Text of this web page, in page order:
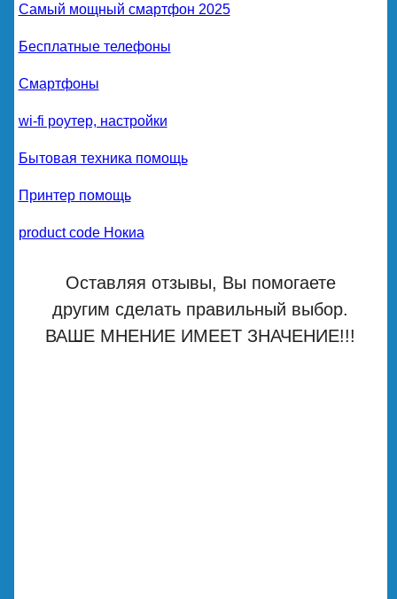
Самый мощный смартфон 2025
Бесплатные телефоны
Смартфоны
wi-fi роутер, настройки
Бытовая техника помощь
Принтер помощь
product code Нокиа
Оставляя отзывы, Вы помогаете
другим сделать правильный выбор.
ВАШЕ МНЕНИЕ ИМЕЕТ ЗНАЧЕНИЕ!!!